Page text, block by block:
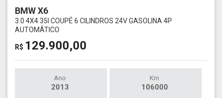
BMW X6
3.0 4X4 35I COUPÉ 6 CILINDROS 24V GASOLINA 4P
AUTOMÁTICO
R$ 129.900,00
Ano
2013
Km
106000